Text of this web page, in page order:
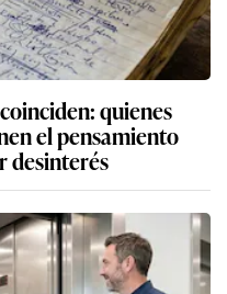
quienes
el pensamiento
desinterés